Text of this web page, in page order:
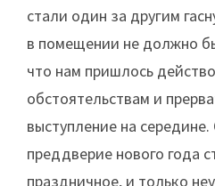
стали один за другим
в помещении не должно
что нам пришлось
обстоятельствам и
выступление на
преддверие нового года
праздничное, и только